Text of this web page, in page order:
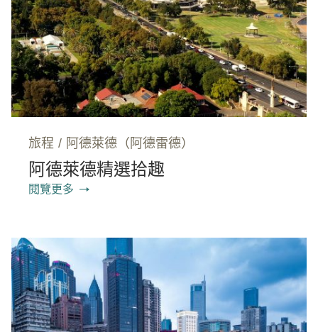
旅程 / 阿德萊德（阿德雷德）
阿德萊德精選拾趣
閱覽更多